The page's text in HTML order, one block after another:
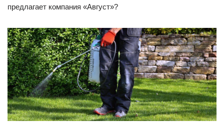
предлагает компания «Август»?